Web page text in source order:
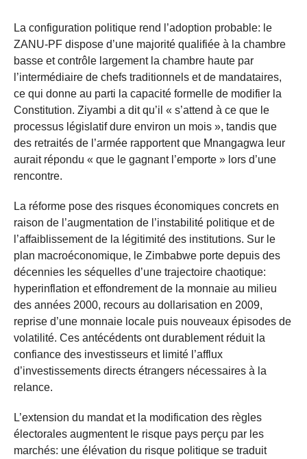
La configuration politique rend l’adoption probable: le
ZANU-PF dispose d’une majorité qualifiée à la chambre
basse et contrôle largement la chambre haute par
l’intermédiaire de chefs traditionnels et de mandataires,
ce qui donne au parti la capacité formelle de modifier la
Constitution. Ziyambi a dit qu’il « s’attend à ce que le
processus législatif dure environ un mois », tandis que
des retraités de l’armée rapportent que Mnangagwa leur
aurait répondu « que le gagnant l’emporte » lors d’une
rencontre.
La réforme pose des risques économiques concrets en
raison de l’augmentation de l’instabilité politique et de
l’affaiblissement de la légitimité des institutions. Sur le
plan macroéconomique, le Zimbabwe porte depuis des
décennies les séquelles d’une trajectoire chaotique:
hyperinflation et effondrement de la monnaie au milieu
des années 2000, recours au dollarisation en 2009,
reprise d’une monnaie locale puis nouveaux épisodes de
volatilité. Ces antécédents ont durablement réduit la
confiance des investisseurs et limité l’afflux
d’investissements directs étrangers nécessaires à la
relance.
L’extension du mandat et la modification des règles
électorales augmentent le risque pays perçu par les
marchés: une élévation du risque politique se traduit